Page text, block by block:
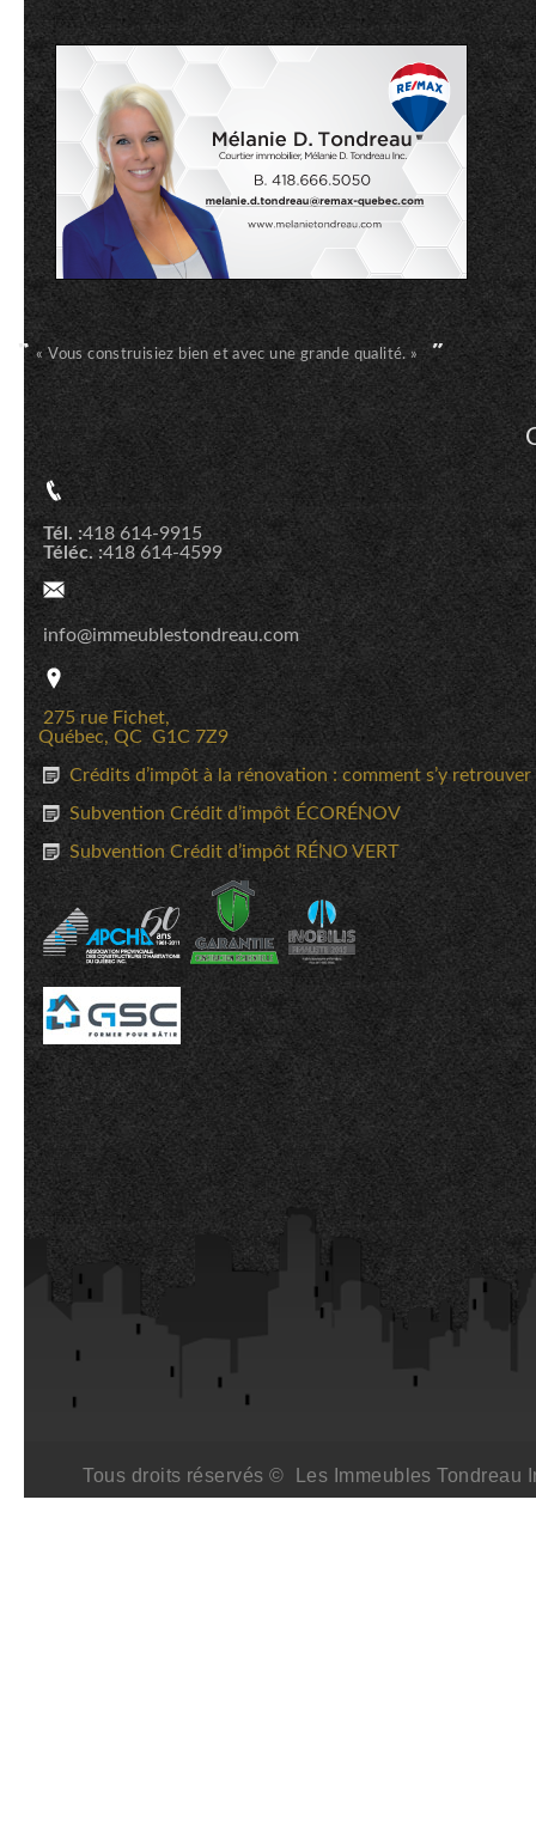
« Vous construisiez bien et avec une grande qualité. »
Tél. :418 614-9915
Téléc. :418 614-4599
info@immeublestondreau.com
275 rue Fichet,
Québec, QC G1C 7Z9
Crédits d’impôt à la rénovation : comment s’y retrouver
Subvention Crédit d’impôt ÉCORÉNOV
Subvention Crédit d’impôt RÉNO VERT
Tous droits réservés © Les Immeubles Tondreau